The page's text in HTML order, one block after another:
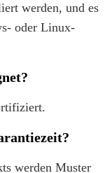
werden, und es
oder Linux-
werden Muster